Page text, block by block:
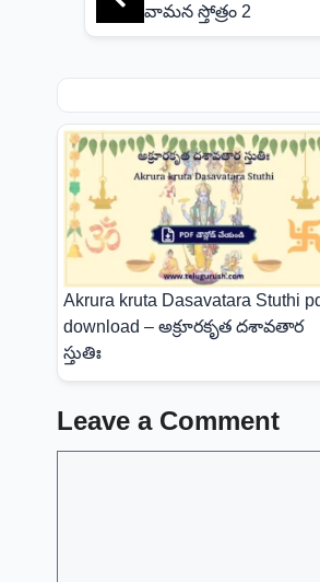
వామన స్తోత్రం 2
Akrura kruta Dasavatara Stuthi
download – అక్రూరకృత దశావతార
స్తుతిః
Leave a Comment